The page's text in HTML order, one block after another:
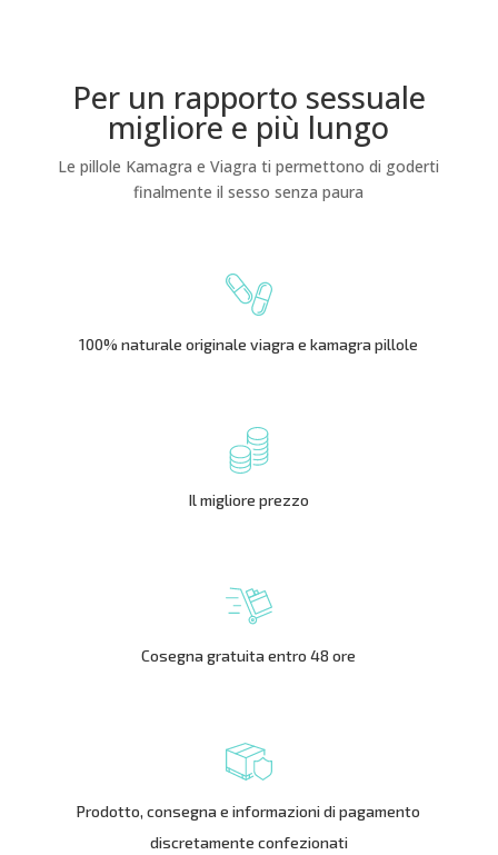
Per un rapporto sessuale
migliore e più lungo
Le pillole Kamagra e Viagra ti permettono di goderti
finalmente il sesso senza paura
100% naturale originale viagra e kamagra pillole
Il migliore prezzo
Cosegna gratuita entro 48 ore
Prodotto, consegna e informazioni di pagamento
discretamente confezionati